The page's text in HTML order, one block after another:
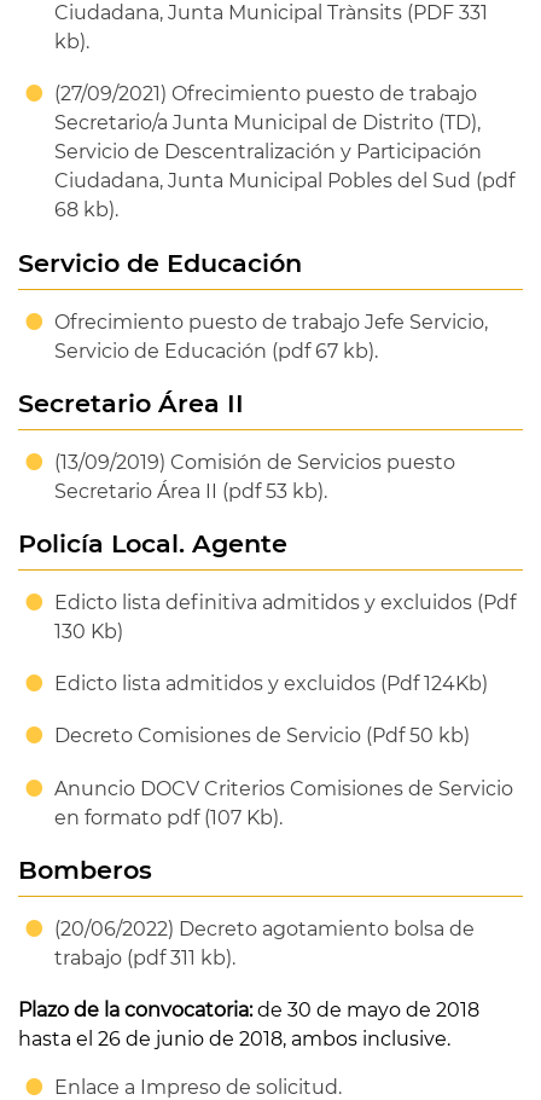
Ciudadana, Junta Municipal Trànsits (PDF 331
kb).
(27/09/2021) Ofrecimiento puesto de trabajo
Secretario/a Junta Municipal de Distrito (TD),
Servicio de Descentralización y Participación
Ciudadana, Junta Municipal Pobles del Sud (pdf
68 kb).
Servicio de Educación
Ofrecimiento puesto de trabajo Jefe Servicio,
Servicio de Educación (pdf 67 kb).
Secretario Área II
(13/09/2019) Comisión de Servicios puesto
Secretario Área II (pdf 53 kb).
Policía Local. Agente
Edicto lista definitiva admitidos y excluidos (Pdf
130 Kb)
Edicto lista admitidos y excluidos (Pdf 124Kb)
Decreto Comisiones de Servicio (Pdf 50 kb)
Anuncio DOCV Criterios Comisiones de Servicio
en formato pdf (107 Kb).
Bomberos
(20/06/2022) Decreto agotamiento bolsa de
trabajo (pdf 311 kb).
Plazo de la convocatoria:de 30 de mayo de 2018
hasta el 26 de junio de 2018, ambos inclusive.
Enlace a Impreso de solicitud.